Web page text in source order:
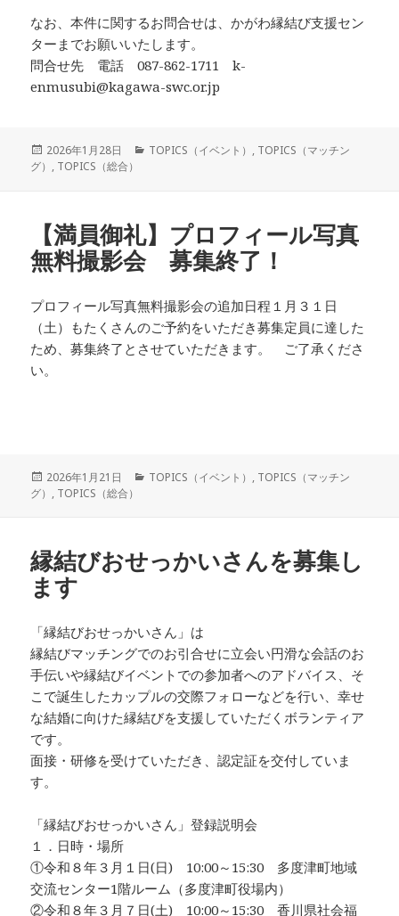
なお、本件に関するお問合せは、かがわ縁結び支援セン
ターまでお願いいたします。
問合せ先 電話 087-862-1711 k-
enmusubi@kagawa-swc.or.jp
投
2026年1月28日
カ
TOPICS（イベント） , TOPICS（マッチン
グ） , TOPICS（総合）
【満員御礼】プロフィール写真
無料撮影会 募集終了！
プロフィール写真無料撮影会の追加日程１月３１日
（土）もたくさんのご予約をいただき募集定員に達した
ため、募集終了とさせていただきます。 ご了承くださ
い。
投
2026年1月21日
カ
TOPICS（イベント） , TOPICS（マッチン
グ） , TOPICS（総合）
縁結びおせっかいさんを募集し
ます
「縁結びおせっかいさん」は
縁結びマッチングでのお引合せに立会い円滑な会話のお
手伝いや縁結びイベントでの参加者へのアドバイス、そ
こで誕生したカップルの交際フォローなどを行い、幸せ
な結婚に向けた縁結びを支援していただくボランティア
です。
面接・研修を受けていただき、認定証を交付していま
す。
「縁結びおせっかいさん」登録説明会
１．日時・場所
①令和８年３月１日(日) 10:00～15:30 多度津町地域
交流センター1階ルーム（多度津町役場内）
②令和８年３月７日(土) 10:00～15:30 香川県社会福